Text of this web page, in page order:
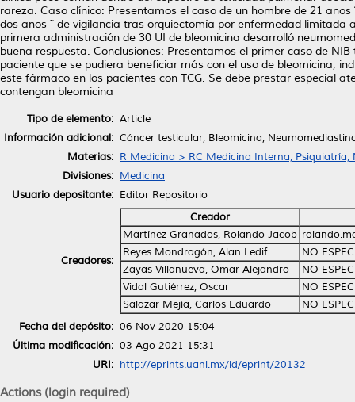
rareza. Caso clínico: Presentamos el caso de un hombre de 21
dos anos ˜ de vigilancia tras orquiectomía por enfermedad
primera administración de 30 UI de bleomicina desarrolló
buena respuesta. Conclusiones: Presentamos el primer caso de
paciente que se pudiera beneficiar más con el uso de bleomicina,
este fármaco en los pacientes con TCG. Se debe prestar especial
contengan bleomicina
Tipo de elemento: Article
Información adicional: Cáncer testicular, Bleomicina,
Materias: R Medicina > RC Medicina Interna, Psiquiatría,
Divisiones: Medicina
Usuario depositante: Editor Repositorio
Creadores:
Creador
Martínez Granados, Rolando Jacob
Reyes Mondragón, Alan Ledif
NO
Zayas Villanueva, Omar Alejandro
NO
Vidal Gutiérrez, Oscar
NO
Salazar Mejía, Carlos Eduardo
NO
Fecha del depósito: 06 Nov 2020 15:04
Última modificación: 03 Ago 2021 15:31
URI: http://eprints.uanl.mx/id/eprint/20132
Actions (login required)